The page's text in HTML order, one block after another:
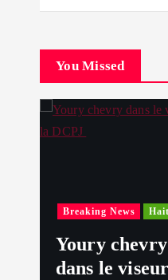
You Missed
Breaking News
Youry chevry
dans le